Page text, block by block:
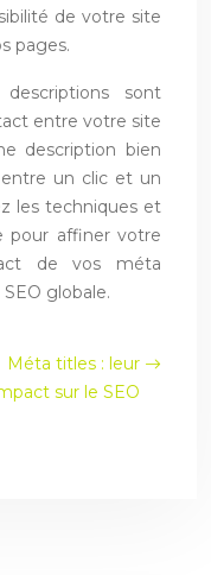
de votre site
pages.
sont
entre votre site
description bien
un clic et un
les techniques et
pour affiner votre
de vos méta
globale.
Méta titles : leur
sur le SEO